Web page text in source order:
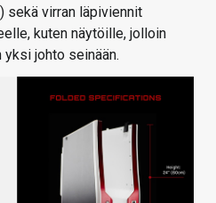
sekä virran läpiviennit
kuten näytöille, jolloin
johto seinään.